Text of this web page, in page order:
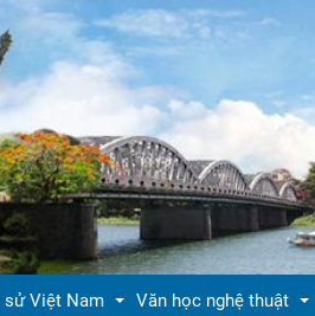
sử Việt Nam Văn học nghệ thuật